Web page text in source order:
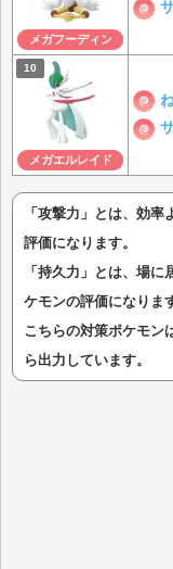
メガフーディン
メガエルレイド
「攻撃力」とは、効
評価になります。
「持久力」とは、場
ケモンの評価になりま
こちらの対策ポケモン
ら出力しています。